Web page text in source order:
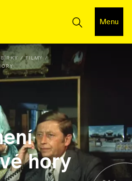
Menu
FILMY
hory